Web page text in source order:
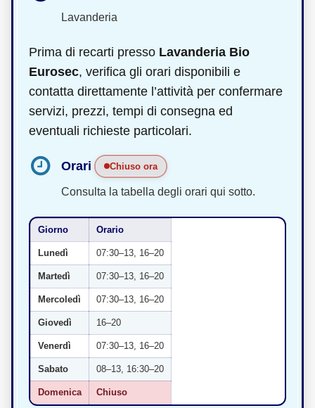
Lavanderia
Prima di recarti presso Lavanderia Bio
Eurosec, verifica gli orari disponibili e
contatta direttamente l’attività per confermare
servizi, prezzi, tempi di consegna ed
eventuali richieste particolari.
Orari Chiuso ora
Consulta la tabella degli orari qui sotto.
Giorno Orario
Lunedì 07:30–13, 16–20
Martedì 07:30–13, 16–20
Mercoledì 07:30–13, 16–20
Giovedì 16–20
Venerdì 07:30–13, 16–20
Sabato 08–13, 16:30–20
Domenica Chiuso